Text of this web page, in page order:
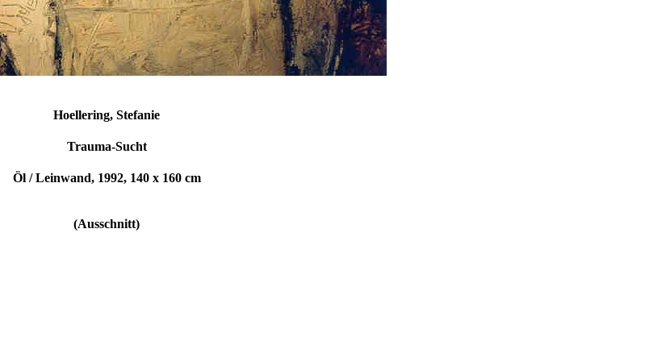
Hoellering, Stefanie
Trauma-Sucht
Öl / Leinwand, 1992, 140 x 160 cm
(Ausschnitt)